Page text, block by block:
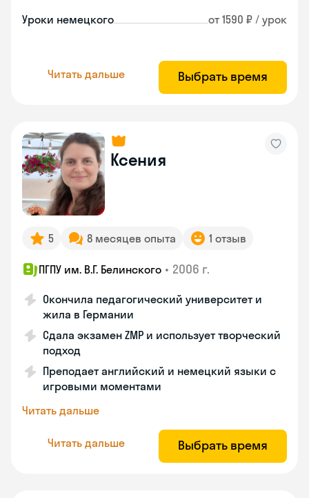
Уроки немецкого от 1590 ₽ / урок
Читать дальше Выбрать время
Ксения
5 8 месяцев опыта 1 отзыв
ПГПУ им. В.Г. Белинского • 2006 г.
Окончила педагогический университет и
жила в Германии
Сдала экзамен ZMP и использует творческий
подход
Преподает английский и немецкий языки с
игровыми моментами
Читать дальше
Читать дальше Выбрать время